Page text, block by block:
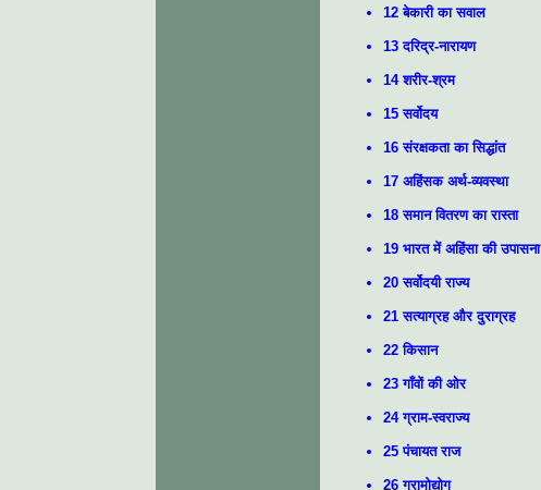
12 बेकारी का सवाल
13 दरिद्र-नारायण
14 शरीर-श्रम
15 सर्वोदय
16 संरक्षकता का सिद्धांत
17 अहिंसक अर्थ-व्यवस्था
18 समान वितरण का रास्ता
19 भारत में अहिंसा की उपासना
20 सर्वोदयी राज्य
21 सत्याग्रह और दुराग्रह
22 किसान
23 गाँवों की ओर
24 ग्राम-स्वराज्य
25 पंचायत राज
26 ग्रामोद्योग